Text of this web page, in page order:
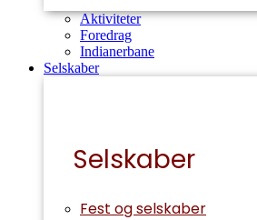
Aktiviteter
Foredrag
Indianerbane
Selskaber
Selskaber
Fest og selskaber